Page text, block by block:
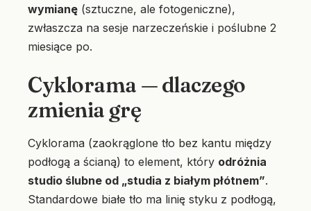
wymianę (sztuczne, ale fotogeniczne),
zwłaszcza na sesje narzeczeńskie i poślubne 2
miesiące po.
Cyklorama — dlaczego
zmienia grę
Cyklorama (zaokrąglone tło bez kantu między
podłogą a ścianą) to element, który odróżnia
studio ślubne od „studia z białym płótnem”.
Standardowe białe tło ma linię styku z podłogą,